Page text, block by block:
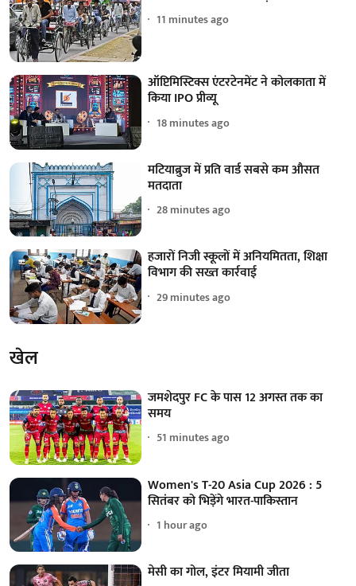
11 minutes ago
ऑप्टिमिस्टिक्स एंटरटेनमेंट ने कोलकाता में
किया IPO प्रीव्यू
18 minutes ago
मटियाब्रुज में प्रति वार्ड सबसे कम औसत
मतदाता
28 minutes ago
हजारों निजी स्कूलों में अनियमितता, शिक्षा
विभाग की सख्त कार्रवाई
29 minutes ago
खेल
जमशेदपुर FC के पास 12 अगस्त तक का
समय
51 minutes ago
Women's T-20 Asia Cup 2026 : 5
सितंबर को भिड़ेंगे भारत-पाकिस्तान
1 hour ago
मेसी का गोल, इंटर मियामी जीता